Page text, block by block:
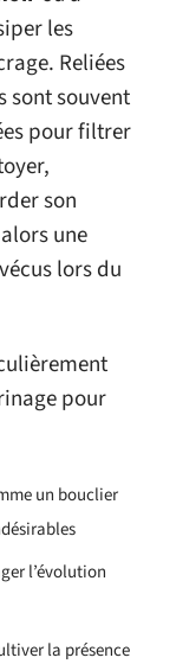
les
Reliées
sont souvent
pour filtrer
son
une
lors du
pour
un bouclier
l’évolution
la présence